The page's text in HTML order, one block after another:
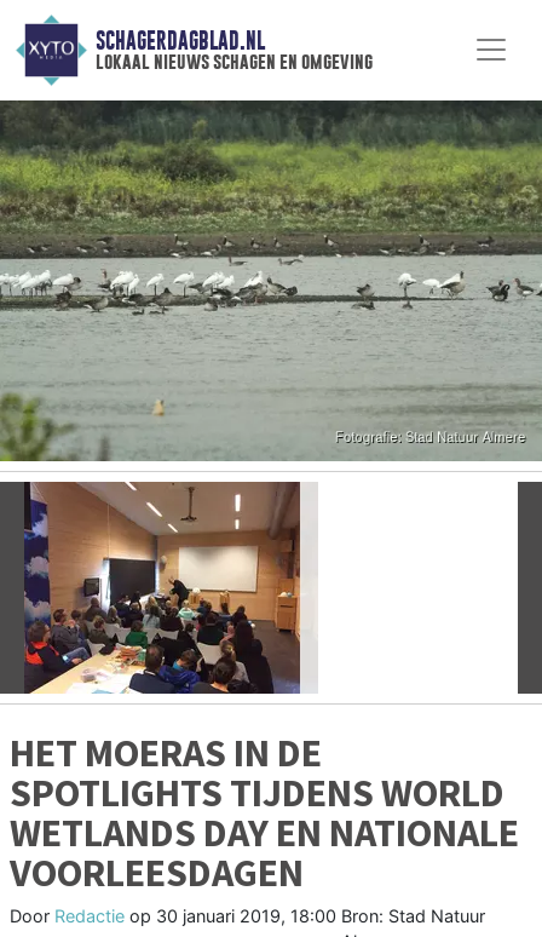
SCHAGERDAGBLAD.NL
lokaal nieuws schagen en omgeving
Vorige
HET MOERAS IN DE
SPOTLIGHTS TIJDENS WORLD
WETLANDS DAY EN NATIONALE
VOORLEESDAGEN
Door Redactie op 30 januari 2019, 18:00 Bron: Stad Natuur